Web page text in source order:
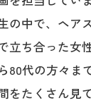
の中で、ヘア
立ち合った女
80代の方々ま
をたくさん見